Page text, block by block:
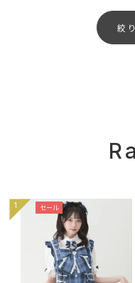
絞
1 セール